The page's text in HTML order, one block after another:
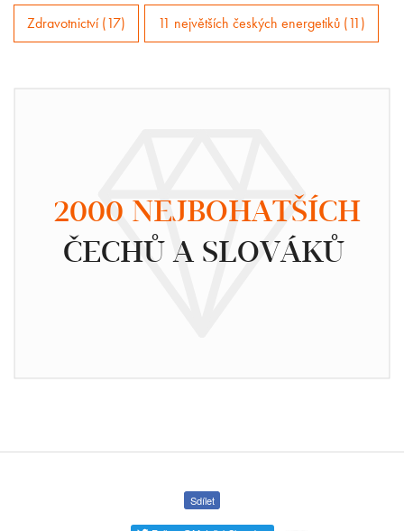
Zdravotnictví (17) 11 největších českých energetiků (11)
2000 NEJBOHATŠÍCH
ČECHŮ A SLOVÁKŮ
Sdílet